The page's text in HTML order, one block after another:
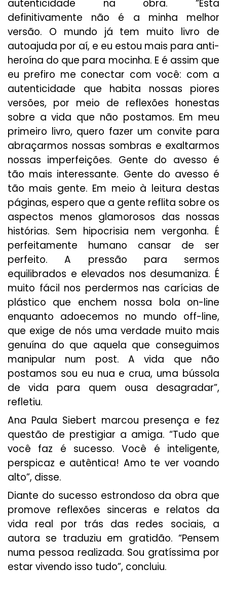
autenticidade na obra. “Esta
definitivamente não é a minha melhor
versão. O mundo já tem muito livro de
autoajuda por aí, e eu estou mais para anti-
heroína do que para mocinha. E é assim que
eu prefiro me conectar com você: com a
autenticidade que habita nossas piores
versões, por meio de reflexões honestas
sobre a vida que não postamos. Em meu
primeiro livro, quero fazer um convite para
abraçarmos nossas sombras e exaltarmos
nossas imperfeições. Gente do avesso é
tão mais interessante. Gente do avesso é
tão mais gente. Em meio à leitura destas
páginas, espero que a gente reflita sobre os
aspectos menos glamorosos das nossas
histórias. Sem hipocrisia nem vergonha. É
perfeitamente humano cansar de ser
perfeito. A pressão para sermos
equilibrados e elevados nos desumaniza. É
muito fácil nos perdermos nas carícias de
plástico que enchem nossa bola on-line
enquanto adoecemos no mundo off-line,
que exige de nós uma verdade muito mais
genuína do que aquela que conseguimos
manipular num post. A vida que não
postamos sou eu nua e crua, uma bússola
de vida para quem ousa desagradar”,
refletiu.
Ana Paula Siebert marcou presença e fez
questão de prestigiar a amiga. “Tudo que
você faz é sucesso. Você é inteligente,
perspicaz e autêntica! Amo te ver voando
alto”, disse.
Diante do sucesso estrondoso da obra que
promove reflexões sinceras e relatos da
vida real por trás das redes sociais, a
autora se traduziu em gratidão. “Pensem
numa pessoa realizada. Sou gratíssima por
estar vivendo isso tudo”, concluiu.